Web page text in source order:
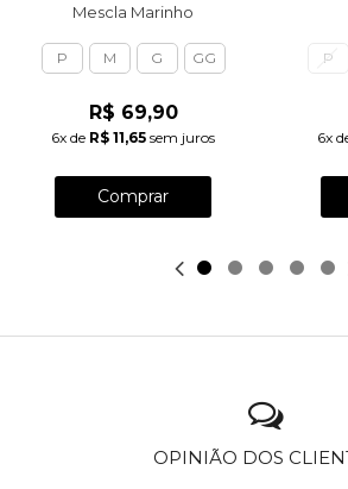
Mescla Marinho
P M G GG
R$ 69,90
6x de R$ 11,65 sem juros
Comprar
P
6x
OPINIÃO DOS